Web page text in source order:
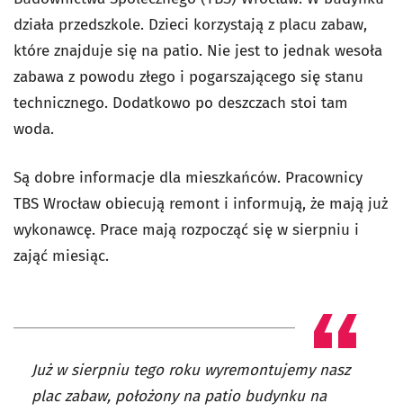
działa przedszkole. Dzieci korzystają z placu zabaw,
które znajduje się na patio. Nie jest to jednak wesoła
zabawa z powodu złego i pogarszającego się stanu
technicznego. Dodatkowo po deszczach stoi tam
woda.
Są dobre informacje dla mieszkańców. Pracownicy
TBS Wrocław obiecują remont i informują, że mają już
wykonawcę. Prace mają rozpocząć się w sierpniu i
zająć miesiąc.
Już w sierpniu tego roku wyremontujemy nasz
plac zabaw, położony na patio budynku na